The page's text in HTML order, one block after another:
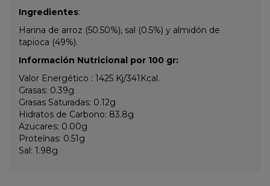
Ingredientes:
Harina de arroz (50.50%), sal (0.5%) y almidón de
tapioca (49%).
Información Nutricional por 100 gr:
Valor Energético : 1425 Kj/341Kcal.
Grasas: 0.39g
Grasas Saturadas: 0.12g
Hidratos de Carbono: 83.8g
Azucares: 0.00g
Proteínas: 0.51g
Sal: 1.98g